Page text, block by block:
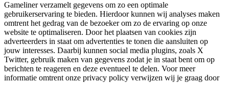
Gameliner verzamelt gegevens om zo een optimale
gebruikerservaring te bieden. Hierdoor kunnen wij analyses maken
omtrent het gedrag van de bezoeker om zo de ervaring op onze
website te optimaliseren. Door het plaatsen van cookies zijn
adverteerders in staat om advertenties te tonen die aansluiten op
jouw interesses. Daarbij kunnen social media plugins, zoals X
Twitter, gebruik maken van gegevens zodat je in staat bent om op
berichten te reageren en deze eventueel te delen. Voor meer
informatie omtrent onze privacy policy verwijzen wij je graag door